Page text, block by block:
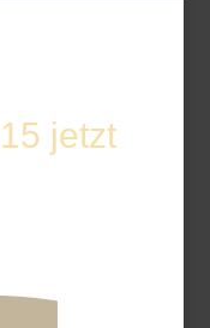
jetzt